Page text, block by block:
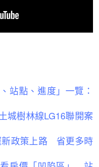
站點、進度」一覽：
城樹林線LG16聯開案
新政策上路 省更多時